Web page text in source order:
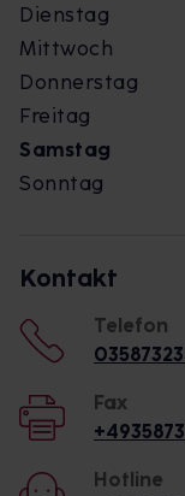
Dienstag
Mittwoch
Donnerstag
Freitag
Samstag
Sonntag
Kontakt
Telefon
Fax
Hotline